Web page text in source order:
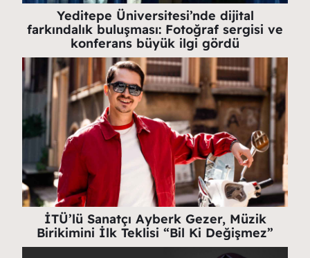
Yeditepe Üniversitesi’nde dijital
farkındalık buluşması: Fotoğraf sergisi ve
konferans büyük ilgi gördü
İTÜ’lü Sanatçı Ayberk Gezer, Müzik
Birikimini İlk Teklisi “Bil Ki Değişmez”